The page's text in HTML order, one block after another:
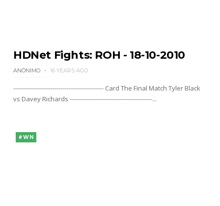
HDNet Fights: ROH - 18-10-2010
ANÓNIMO 16 YEARS AGO
---------------------------------------------- Card The Final Match Tyler Black
vs Davey Richards ------------------------------------------...
#WN